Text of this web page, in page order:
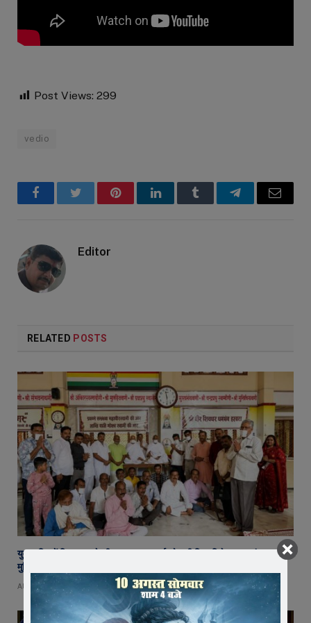
Post Views: 299
vedio
FacebookTwitter PinterestLinkedInTumblr TelegramEmail
Editor
RELATED POSTS
युवा शक्ति में विश्व बदलने की क्षमता, बस ऊर्जा को सही दिशा मिले : राष्ट्रसंत कमल
मुनि
AUGUST 8, 2026